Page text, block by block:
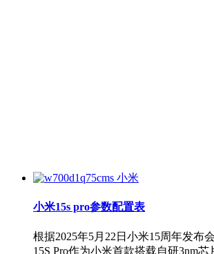
小米
小米15s pro参数配置表
根据2025年5月22日小米15周年发布
15S Pro作为小米首款搭载自研3nm